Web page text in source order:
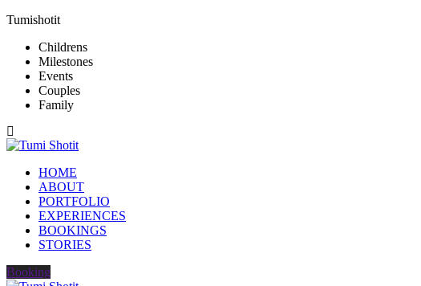
Tumishotit
Childrens
Milestones
Events
Couples
Family
HOME
ABOUT
PORTFOLIO
EXPERIENCES
BOOKINGS
STORIES
Booking